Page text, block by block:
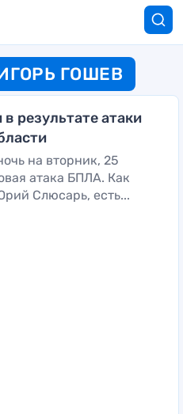
ГОШЕВ
результате атаки
на вторник, 25
атака БПЛА. Как
Слюсарь, есть...